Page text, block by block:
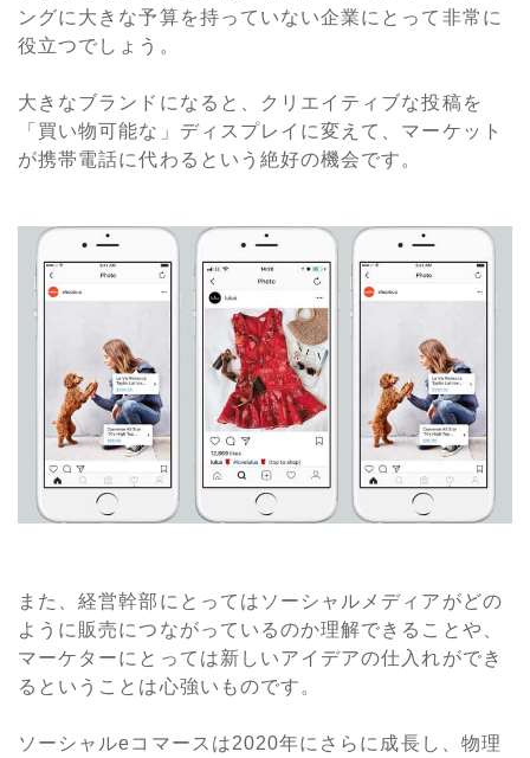
ングに大きな予算を持っていない企業にとって非常に
役立つでしょう。
大きなブランドになると、クリエイティブな投稿を
「買い物可能な」ディスプレイに変えて、マーケット
が携帯電話に代わるという絶好の機会です。
また、経営幹部にとってはソーシャルメディアがどの
ように販売につながっているのか理解できることや、
マーケターにとっては新しいアイデアの仕入れができ
るということは心強いものです。
ソーシャルeコマースは2020年にさらに成長し、物理